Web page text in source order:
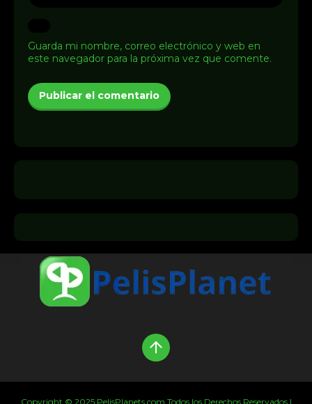
Guarda mi nombre, correo electrónico y web en
este navegador para la próxima vez que comente.
Copyright © 2025 PelisPlanets.com Todos los Derechos Reservados |